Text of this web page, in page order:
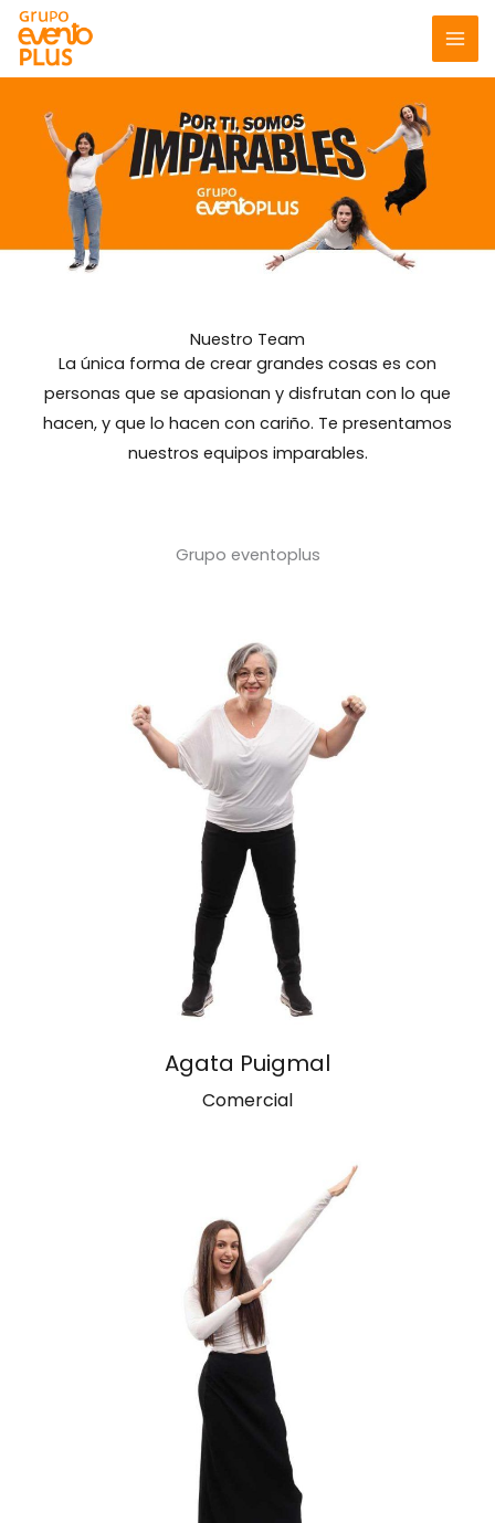
contenido
Nuestro Team
La única forma de crear grandes cosas es con
personas que se apasionan y disfrutan con lo que
hacen, y que lo hacen con cariño. Te presentamos
nuestros equipos imparables.
Grupo eventoplus
Agata Puigmal
Comercial